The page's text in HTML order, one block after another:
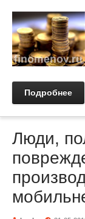
Подробнее
Люди,